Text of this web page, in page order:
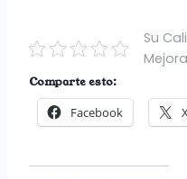
Su
Comparte esto:
Facebook